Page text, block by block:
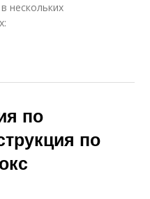
нескольких
по
по